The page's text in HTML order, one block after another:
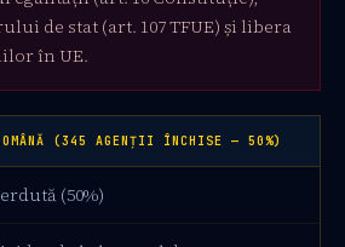
de stat (art. 107 TFUE) și libera
în UE.
(345 AGENȚII ÎNCHISE — 50%)
(50%)